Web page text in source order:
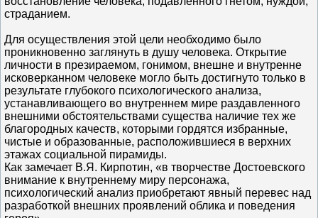
страданием.
Для осуществления этой цели необходимо было
проникновенно заглянуть в душу человека. Открытие
личности в презираемом, гонимом, внешне и внутренне
исковерканном человеке могло быть достигнуто только в
результате глубокого психологического анализа,
устанавливающего во внутреннем мире раздавленного
внешними обстоятельствами существа наличие тех же
благородных качеств, которыми гордятся избранные,
чистые и образованные, расположившиеся в верхних
этажах социальной пирамиды.
Как замечает В.Я. Кирпотин, «в творчестве Достоевского
внимание к внутреннему миру персонажа,
психологический анализ приобретают явный перевес над
разработкой внешних проявлений облика и поведения